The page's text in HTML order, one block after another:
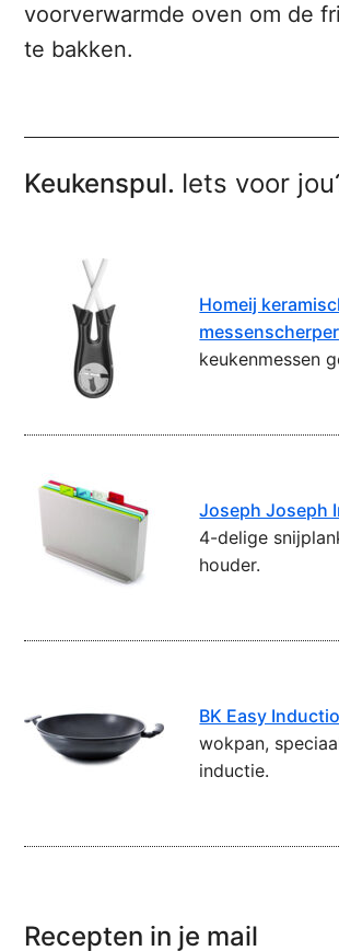
voorverwarmde oven om de
te bakken.
Keukenspul. Iets voor
Homeij
messenscherper
keukenmessen
Joseph Joseph
4-delige
houder.
BK Easy
wokpan,
inductie.
Recepten in je mail